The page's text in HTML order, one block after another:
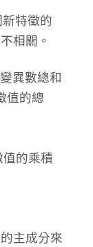
新特徵的
相關。
異數總和
值的總
值的乘積
主成分來